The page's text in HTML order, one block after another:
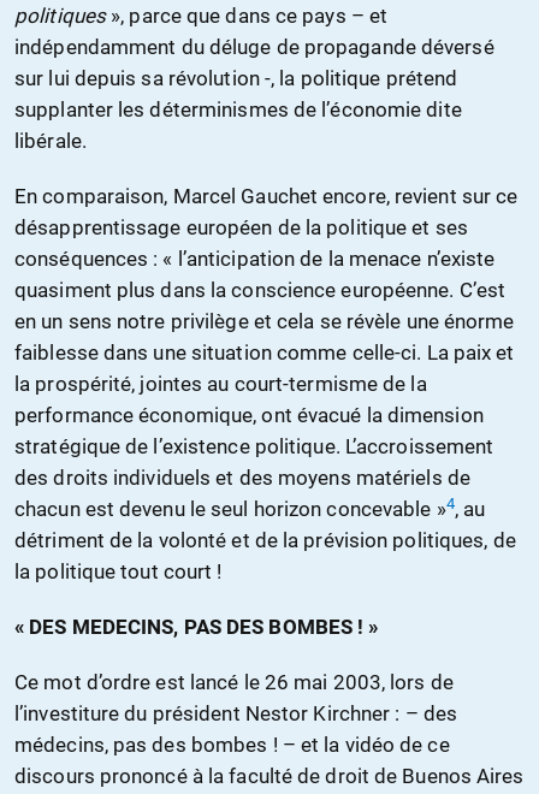
politiques », parce que dans ce pays – et
indépendamment du déluge de propagande déversé
sur lui depuis sa révolution -, la politique prétend
supplanter les déterminismes de l’économie dite
libérale.
En comparaison, Marcel Gauchet encore, revient sur ce
désapprentissage européen de la politique et ses
conséquences : « l’anticipation de la menace n’existe
quasiment plus dans la conscience européenne. C’est
en un sens notre privilège et cela se révèle une énorme
faiblesse dans une situation comme celle-ci. La paix et
la prospérité, jointes au court-termisme de la
performance économique, ont évacué la dimension
stratégique de l’existence politique. L’accroissement
des droits individuels et des moyens matériels de
chacun est devenu le seul horizon concevable »4, au
détriment de la volonté et de la prévision politiques, de
la politique tout court !
« DES MEDECINS, PAS DES BOMBES ! »
Ce mot d’ordre est lancé le 26 mai 2003, lors de
l’investiture du président Nestor Kirchner : – des
médecins, pas des bombes ! – et la vidéo de ce
discours prononcé à la faculté de droit de Buenos Aires